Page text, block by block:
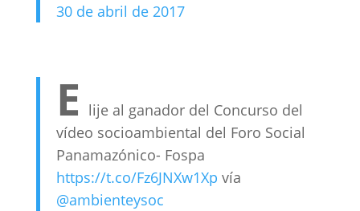
30 de abril de 2017
E lije al ganador del Concurso del
vídeo socioambiental del Foro Social
Panamazónico- Fospa
https://t.co/Fz6JNXw1Xp vía
@ambienteysoc